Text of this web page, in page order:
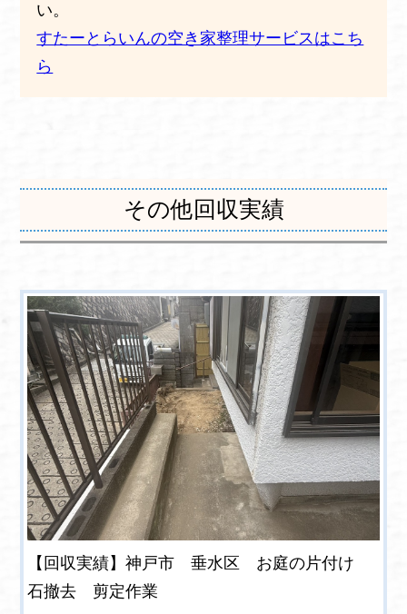
い。
すたーとらいんの空き家整理サービスはこち
ら
その他回収実績
【回収実績】神戸市 垂水区 お庭の片付け
石撤去 剪定作業